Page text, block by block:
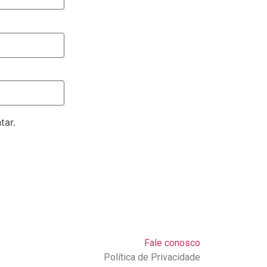
Fale conosco
Política de Privacidade